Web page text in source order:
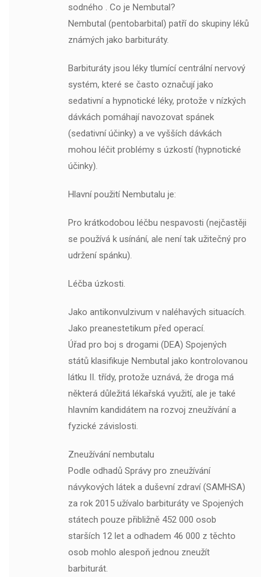
sodného . Co je Nembutal?
Nembutal (pentobarbital) patří do skupiny léků
známých jako barbituráty.
Barbituráty jsou léky tlumící centrální nervový
systém, které se často označují jako
sedativní a hypnotické léky, protože v nízkých
dávkách pomáhají navozovat spánek
(sedativní účinky) a ve vyšších dávkách
mohou léčit problémy s úzkostí (hypnotické
účinky).
Hlavní použití Nembutalu je:
Pro krátkodobou léčbu nespavosti (nejčastěji
se používá k usínání, ale není tak užitečný pro
udržení spánku).
Léčba úzkosti.
Jako antikonvulzivum v naléhavých situacích.
Jako preanestetikum před operací.
Úřad pro boj s drogami (DEA) Spojených
států klasifikuje Nembutal jako kontrolovanou
látku II. třídy, protože uznává, že droga má
některá důležitá lékařská využití, ale je také
hlavním kandidátem na rozvoj zneužívání a
fyzické závislosti.
Zneužívání nembutalu
Podle odhadů Správy pro zneužívání
návykových látek a duševní zdraví (SAMHSA)
za rok 2015 užívalo barbituráty ve Spojených
státech pouze přibližně 452 000 osob
starších 12 let a odhadem 46 000 z těchto
osob mohlo alespoň jednou zneužít
barbiturát.